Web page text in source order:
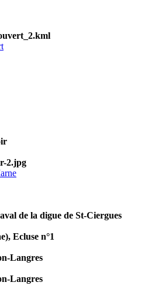
2.jpg
de la digue de St-Ciergues
Ecluse n°1
Langres
Langres